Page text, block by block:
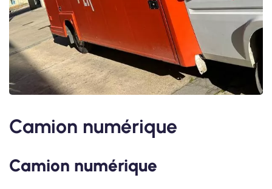
Camion numérique
Camion numérique